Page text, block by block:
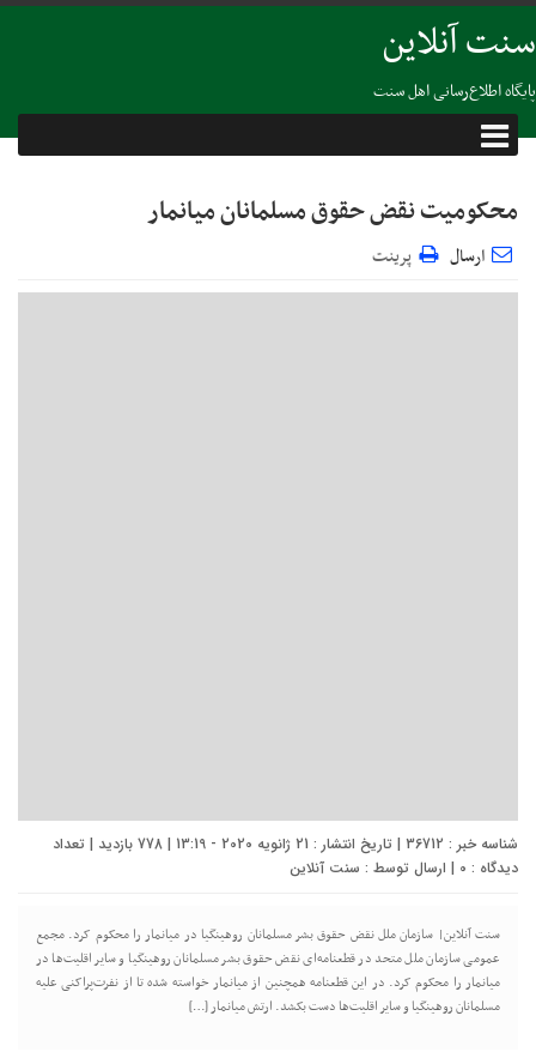
سنت آنلاین
پایگاه اطلاع‌رسانی اهل سنت
محکوميت نقض حقوق مسلمانان میانمار
ارسال پرینت
شناسه خبر : 36712 | تاریخ انتشار : 21 ژانویه 2020 - 13:19 | 778 بازدید | تعداد
دیدگاه : 0 | ارسال توسط : سنت آنلاین
سنت آنلاین| سازمان ملل نقض حقوق بشر مسلمانان روهینگیا در میانمار را محکوم کرد. مجمع
عمومی سازمان ملل متحد در قطعنامه‌ای نقض حقوق بشر مسلمانان روهینگیا و سایر اقلیت‌ها در
میانمار را محکوم کرد. در این قطعنامه همچنین از میانمار خواسته شده تا از نفرت‌پراکنی علیه
مسلمانان روهینگیا و سایر اقلیت‌ها دست بکشد. ارتش میانمار […]